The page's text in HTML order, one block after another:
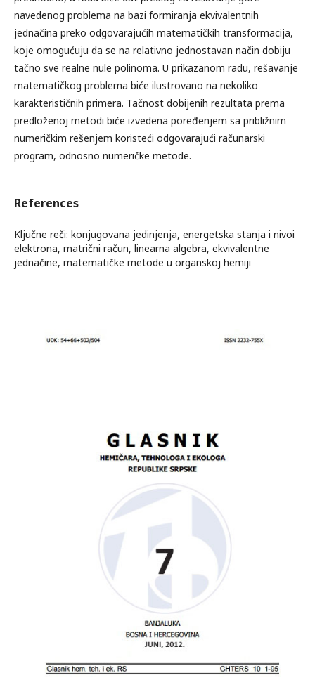
navedenog problema na bazi formiranja ekvivalentnih
jednačina preko odgovarajućih matematičkih transformacija,
koje omogućuju da se na relativno jednostavan način dobiju
tačno sve realne nule polinoma. U prikazanom radu, rešavanje
matematičkog problema biće ilustrovano na nekoliko
karakterističnih primera. Tačnost dobijenih rezultata prema
predloženoj metodi biće izvedena poređenjem sa približnim
numeričkim rešenjem koristeći odgovarajući računarski
program, odnosno numeričke metode.
References
Ključne reči: konjugovana jedinjenja, energetska stanja i nivoi
elektrona, matrični račun, linearna algebra, ekvivalentne
jednačine, matematičke metode u organskoj hemiji